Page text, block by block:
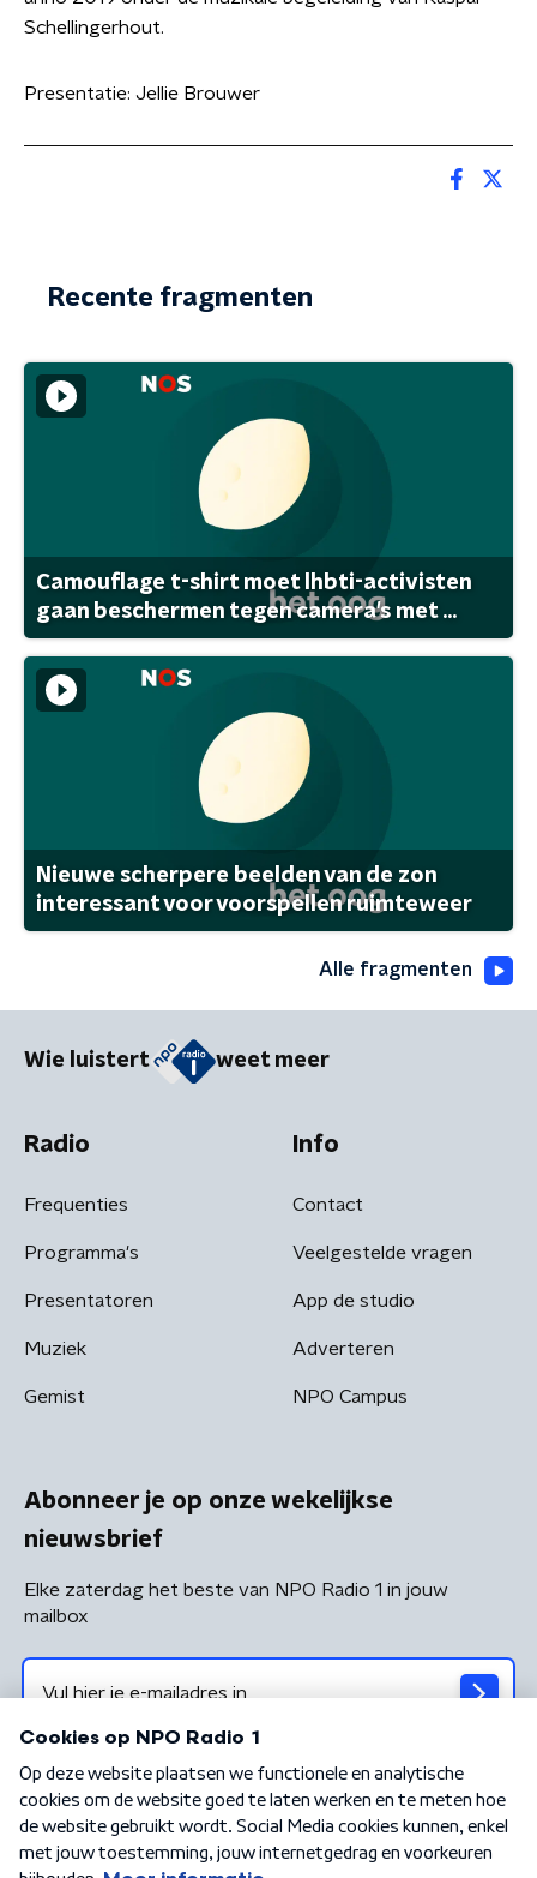
Schellingerhout.
Presentatie: Jellie Brouwer
Recente fragmenten
Camouflage t-shirt moet lhbti-activisten
gaan beschermen tegen camera's met ...
Nieuwe scherpere beelden van de zon
interessant voor voorspellen ruimteweer
Alle fragmenten
Wie luistert weet meer
Radio
Frequenties
Programma's
Presentatoren
Muziek
Gemist
Info
Contact
Veelgestelde vragen
App de studio
Adverteren
NPO Campus
Abonneer je op onze wekelijkse
nieuwsbrief
Elke zaterdag het beste van NPO Radio 1 in jouw
mailbox
Algemene voorwaarden